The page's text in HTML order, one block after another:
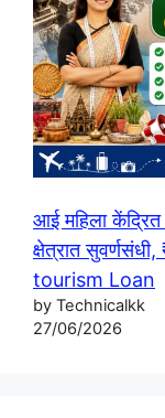
आई महिला केंद्रित
क्षेत्रात
tourism Loan
by Technicalkk
27/06/2026